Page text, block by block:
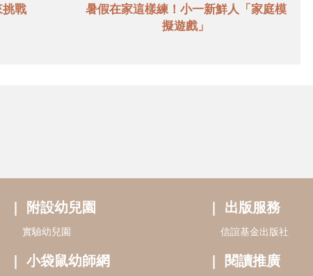
戰
暑假在家這樣練！小一新鮮人「家庭模
擬遊戲」
附設幼兒園
實驗幼兒園
小袋鼠幼師網
出版服務
信誼基金出版社
閱讀推廣